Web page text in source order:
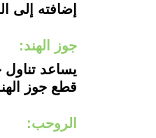
إضافته إلى
جوز الهند:
يساعد
قطع جوز
الروحب: